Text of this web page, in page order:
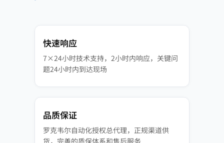
快速响应
7×24小时技术支持，2小时内响应，关键问
题24小时内到达现场
品质保证
罗克韦尔自动化授权总代理，正规渠道供